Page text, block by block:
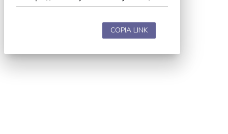
COPIA LINK